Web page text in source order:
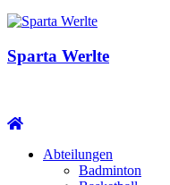
Sparta Werlte
Abteilungen
Badminton